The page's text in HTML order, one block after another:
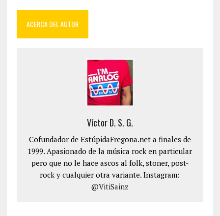
ACERCA DEL AUTOR
Víctor D. S. G.
Cofundador de EstúpidaFregona.net a finales de
1999. Apasionado de la música rock en particular
pero que no le hace ascos al folk, stoner, post-
rock y cualquier otra variante. Instagram:
@VitiSainz